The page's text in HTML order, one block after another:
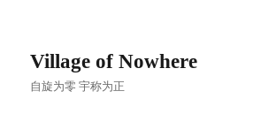
Village of Nowhere
自旋为零 宇称为正